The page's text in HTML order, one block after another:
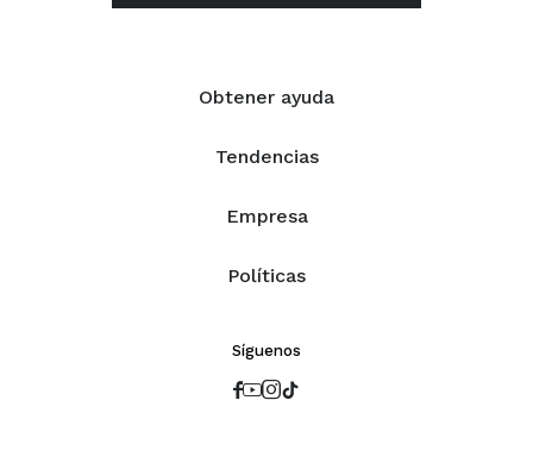
Obtener ayuda
Tendencias
Empresa
Políticas
Síguenos
